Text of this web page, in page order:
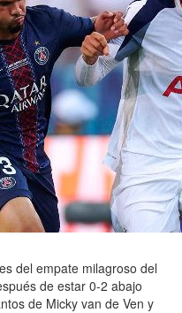
del empate milagroso del
de estar 0-2 abajo
de Micky van de Ven y